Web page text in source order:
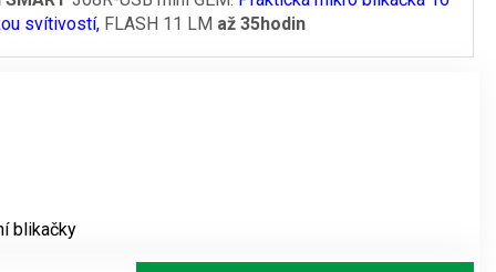
svítivostí,FLASH 11 LM až 35hodin
blikačky